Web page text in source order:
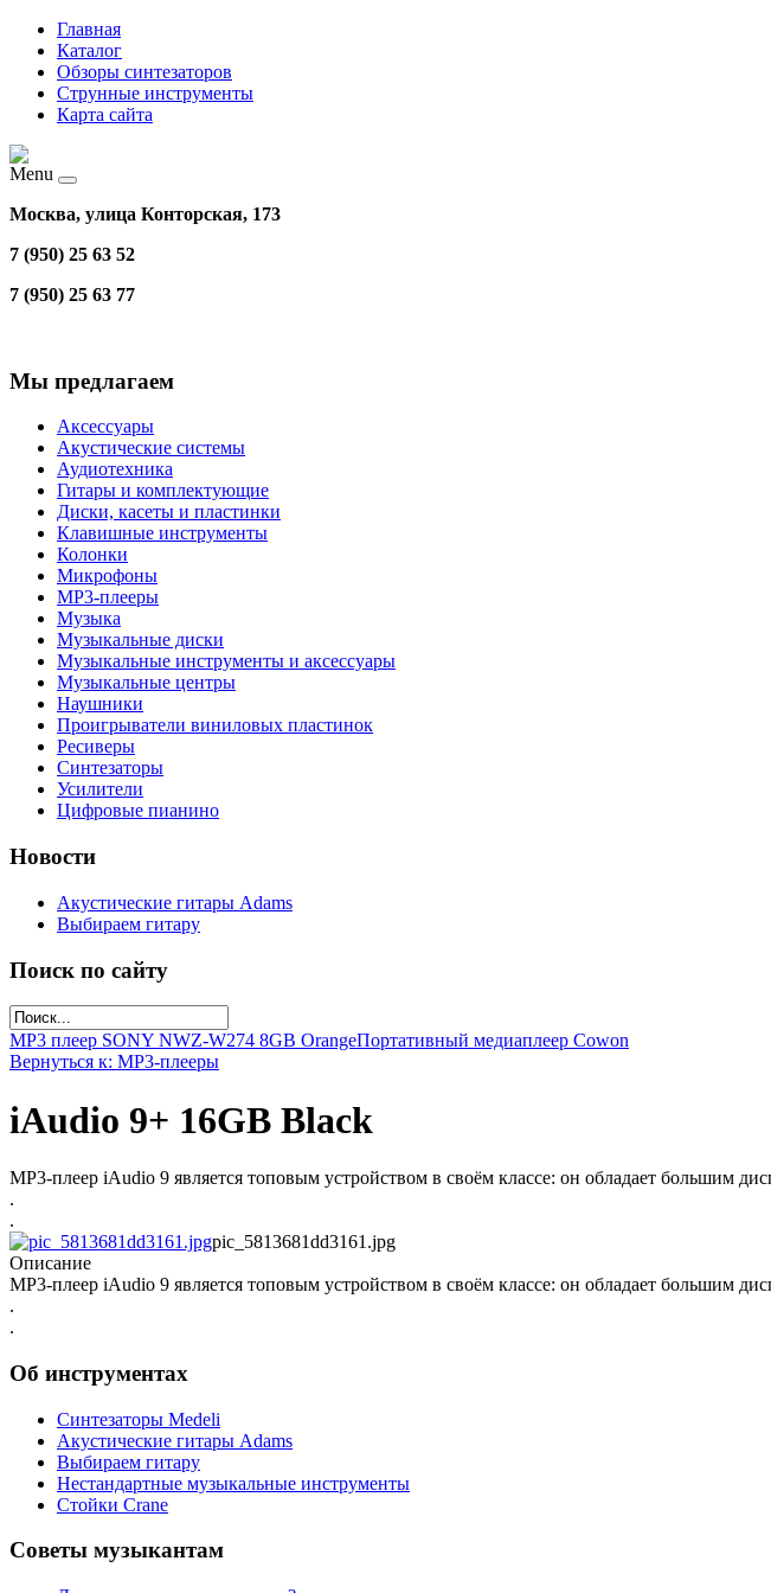
Главная
Каталог
Обзоры синтезаторов
Струнные инструменты
Карта сайта
Menu
Москва, улица Конторская, 173
7 (950) 25 63 52
7 (950) 25 63 77
Мы предлагаем
Аксессуары
Акустические системы
Аудиотехника
Гитары и комплектующие
Диски, касеты и пластинки
Клавишные инструменты
Колонки
Микрофоны
МР3-плееры
Музыка
Музыкальные диски
Музыкальные инструменты и аксессуары
Музыкальные центры
Наушники
Проигрыватели виниловых пластинок
Ресиверы
Синтезаторы
Усилители
Цифровые пианино
Новости
Акустические гитары Adams
Выбираем гитару
Поиск по сайту
MP3 плеер SONY NWZ-W274 8GB OrangeПортативный медиаплеер Cowon
Вернуться к: МР3-плееры
iAudio 9+ 16GB Black
MP3-плеер iAudio 9 является топовым устройством в своём классе: он обладает большим
.
.
pic_5813681dd3161.jpg
Описание
MP3-плеер iAudio 9 является топовым устройством в своём классе: он обладает большим
.
.
Об инструментах
Синтезаторы Мedeli
Акустические гитары Adams
Выбираем гитару
Нестандартные музыкальные инструменты
Стойки Crane
Советы музыкантам